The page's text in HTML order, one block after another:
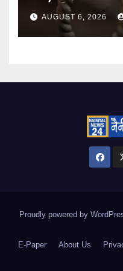
शव; पुलिस हर पहलू
AUGUST 6, 2026
Proudly powered by
E-Paper About Us